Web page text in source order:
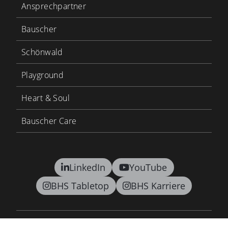
LinkedIn
YouTube
BHS Tabletop
BHS Karriere
Ansprechpartner
Bauscher
Schönwald
Playground
Heart & Soul
Bauscher Care